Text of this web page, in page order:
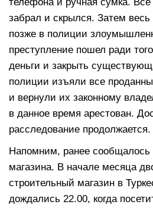
забрал и скрылся. Затем
позже в полиции
преступление пошел ради
деньги и закрыть
полиции изъяли все
и вернули их законному
в данное время арестован.
расследование продолжается.
Напомним, ранее
магазина. В начале месяца
строительный магазин в
дождались 22.00, когда